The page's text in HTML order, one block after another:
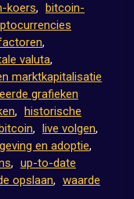
koers, bitcoin-
,
valuta,
marktkapitalisatie
grafieken
, historische
, live volgen,
en adoptie,
, up-to-date
opslaan, waarde